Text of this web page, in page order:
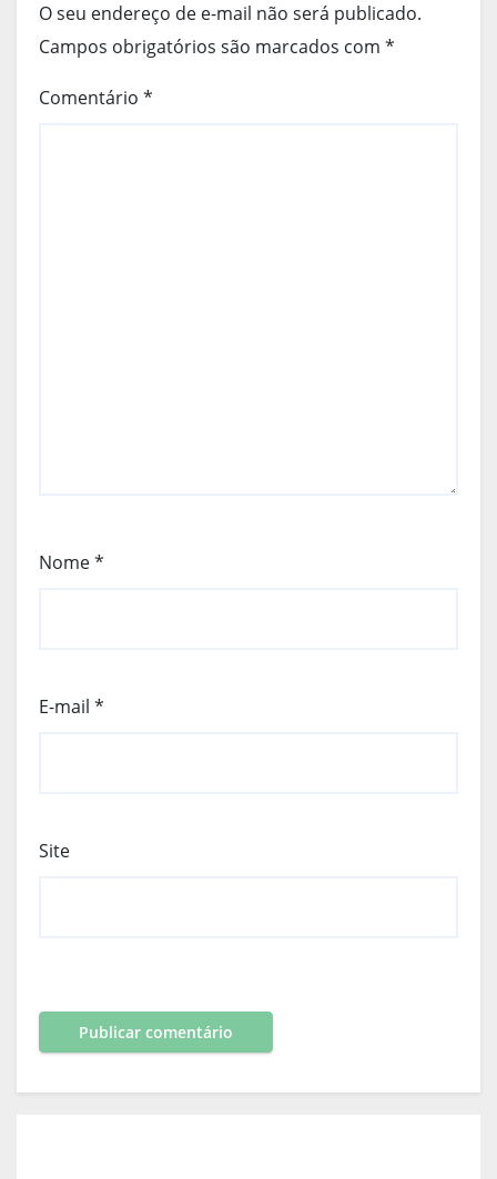
O seu endereço de e-mail não será publicado.
Campos obrigatórios são marcados com *
Comentário *
Nome*
E-mail *
Site